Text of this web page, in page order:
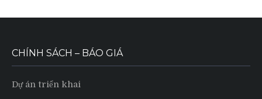
CHÍNH SÁCH – BÁO GIÁ
Dự án triển khai